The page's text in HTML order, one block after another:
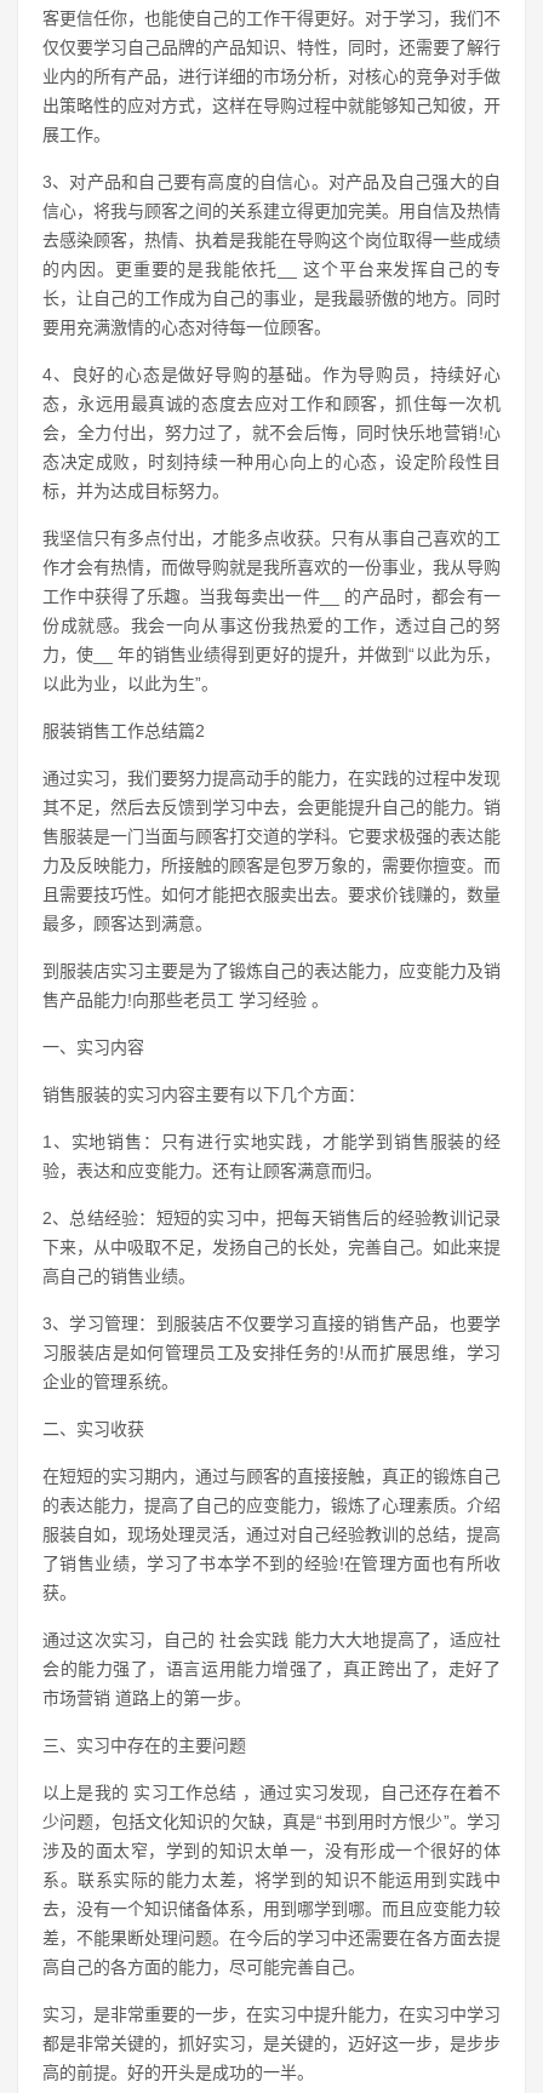
客更信任你，也能使自己的工作干得更好。对于学习，我们不
仅仅要学习自己品牌的产品知识、特性，同时，还需要了解行
业内的所有产品，进行详细的市场分析，对核心的竞争对手做
出策略性的应对方式，这样在导购过程中就能够知己知彼，开
展工作。
3、对产品和自己要有高度的自信心。对产品及自己强大的自
信心，将我与顾客之间的关系建立得更加完美。用自信及热情
去感染顾客，热情、执着是我能在导购这个岗位取得一些成绩
的内因。更重要的是我能依托__ 这个平台来发挥自己的专
长，让自己的工作成为自己的事业，是我最骄傲的地方。同时
要用充满激情的心态对待每一位顾客。
4、良好的心态是做好导购的基础。作为导购员，持续好心
态，永远用最真诚的态度去应对工作和顾客，抓住每一次机
会，全力付出，努力过了，就不会后悔，同时快乐地营销!心
态决定成败，时刻持续一种用心向上的心态，设定阶段性目
标，并为达成目标努力。
我坚信只有多点付出，才能多点收获。只有从事自己喜欢的工
作才会有热情，而做导购就是我所喜欢的一份事业，我从导购
工作中获得了乐趣。当我每卖出一件__ 的产品时，都会有一
份成就感。我会一向从事这份我热爱的工作，透过自己的努
力，使__ 年的销售业绩得到更好的提升，并做到“以此为乐，
以此为业，以此为生”。
服装销售工作总结篇2
通过实习，我们要努力提高动手的能力，在实践的过程中发现
其不足，然后去反馈到学习中去，会更能提升自己的能力。销
售服装是一门当面与顾客打交道的学科。它要求极强的表达能
力及反映能力，所接触的顾客是包罗万象的，需要你擅变。而
且需要技巧性。如何才能把衣服卖出去。要求价钱赚的，数量
最多，顾客达到满意。
到服装店实习主要是为了锻炼自己的表达能力，应变能力及销
售产品能力!向那些老员工 学习经验 。
一、实习内容
销售服装的实习内容主要有以下几个方面：
1、实地销售：只有进行实地实践，才能学到销售服装的经
验，表达和应变能力。还有让顾客满意而归。
2、总结经验：短短的实习中，把每天销售后的经验教训记录
下来，从中吸取不足，发扬自己的长处，完善自己。如此来提
高自己的销售业绩。
3、学习管理：到服装店不仅要学习直接的销售产品，也要学
习服装店是如何管理员工及安排任务的!从而扩展思维，学习
企业的管理系统。
二、实习收获
在短短的实习期内，通过与顾客的直接接触，真正的锻炼自己
的表达能力，提高了自己的应变能力，锻炼了心理素质。介绍
服装自如，现场处理灵活，通过对自己经验教训的总结，提高
了销售业绩，学习了书本学不到的经验!在管理方面也有所收
获。
通过这次实习，自己的 社会实践 能力大大地提高了，适应社
会的能力强了，语言运用能力增强了，真正跨出了，走好了
市场营销 道路上的第一步。
三、实习中存在的主要问题
以上是我的 实习工作总结 ，通过实习发现，自己还存在着不
少问题，包括文化知识的欠缺，真是“书到用时方恨少”。学习
涉及的面太窄，学到的知识太单一，没有形成一个很好的体
系。联系实际的能力太差，将学到的知识不能运用到实践中
去，没有一个知识储备体系，用到哪学到哪。而且应变能力较
差，不能果断处理问题。在今后的学习中还需要在各方面去提
高自己的各方面的能力，尽可能完善自己。
实习，是非常重要的一步，在实习中提升能力，在实习中学习
都是非常关键的，抓好实习，是关键的，迈好这一步，是步步
高的前提。好的开头是成功的一半。